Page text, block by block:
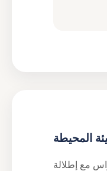
المحيطة
مع إطلالة